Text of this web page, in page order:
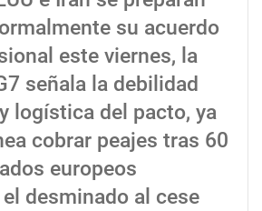
su acuerdo
este viernes, la
señala la debilidad
logística del pacto, ya
cobrar peajes tras 60
europeos
desminado al cese